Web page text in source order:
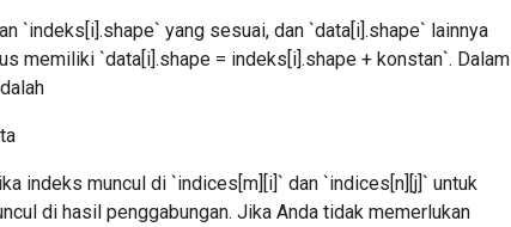
`indeks[i].shape` yang sesuai, dan `data[i].shape` lainnya
memiliki `data[i].shape = indeks[i].shape + konstan`. Dalam
indeks muncul di `indices[m][i]` dan `indices[n][j]` untuk
di hasil penggabungan. Jika Anda tidak memerlukan